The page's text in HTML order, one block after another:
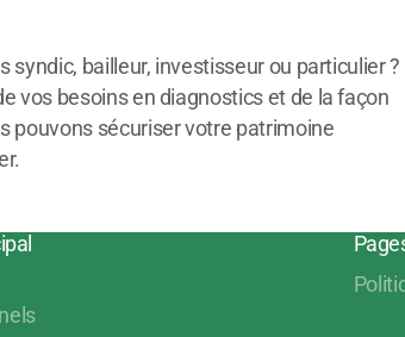
syndic, bailleur, investisseur ou particulier ?
vos besoins en diagnostics et de la façon
pouvons sécuriser votre patrimoine